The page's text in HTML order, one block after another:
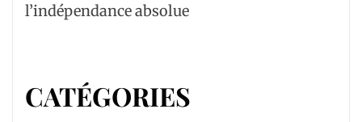
l’indépendance absolue
CATÉGORIES